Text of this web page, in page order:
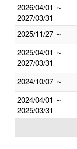
2026/04/01 ～
2027/03/31
2025/11/27 ～
2025/04/01 ～
2027/03/31
2024/10/07 ～
2024/04/01 ～
2025/03/31